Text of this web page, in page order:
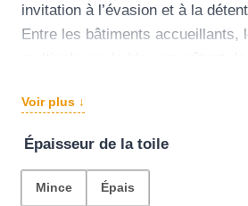
invitation à l’évasion et à la
Entre les bâtiments accueillants,
concentré de rêve et de bonheur
n’importe quelle pièce de votre
Voir plus ↓
Épaisseur de la toile
Mince Épais